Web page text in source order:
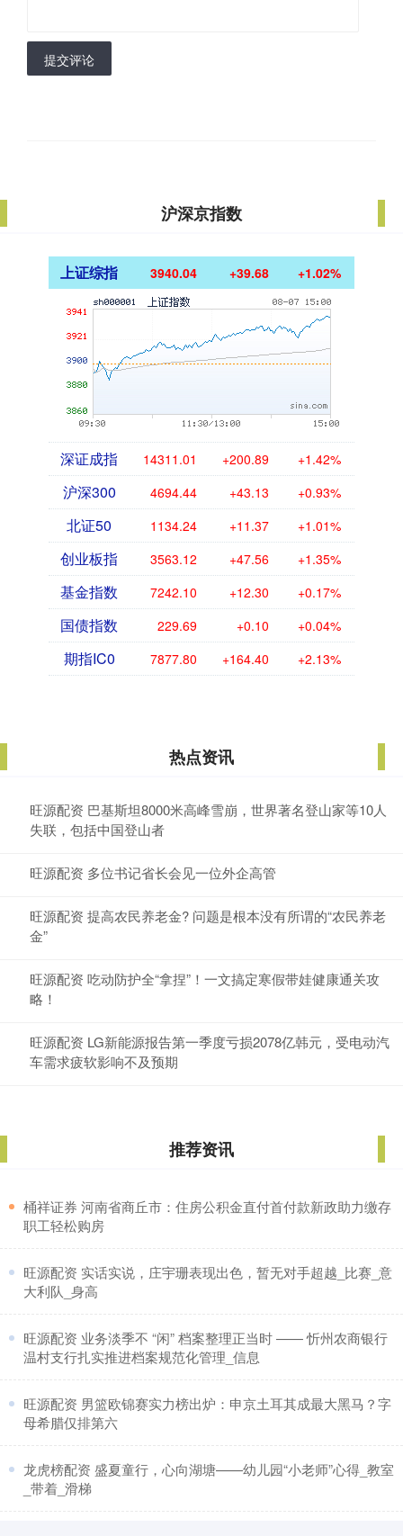
提交评论
沪深京指数
上证综指 3940.04 +39.68 +1.02%
深证成指 14311.01 +200.89 +1.42%
沪深300 4694.44 +43.13 +0.93%
北证50 1134.24 +11.37 +1.01%
创业板指 3563.12 +47.56 +1.35%
基金指数 7242.10 +12.30 +0.17%
国债指数 229.69 +0.10 +0.04%
期指IC0 7877.80 +164.40 +2.13%
热点资讯
旺源配资 巴基斯坦8000米高峰雪崩，世界著名登山家等10人
失联，包括中国登山者
旺源配资 多位书记省长会见一位外企高管
旺源配资 提高农民养老金? 问题是根本没有所谓的“农民养老
金”
旺源配资 吃动防护全“拿捏”！一文搞定寒假带娃健康通关攻
略！
旺源配资 LG新能源报告第一季度亏损2078亿韩元，受电动汽
车需求疲软影响不及预期
推荐资讯
​桶祥证券 河南省商丘市：住房公积金直付首付款新政助力缴存
职工轻松购房
​旺源配资 实话实说，庄宇珊表现出色，暂无对手超越_比赛_意
大利队_身高
​旺源配资 业务淡季不 “闲” 档案整理正当时 —— 忻州农商银行
温村支行扎实推进档案规范化管理_信息
​旺源配资 男篮欧锦赛实力榜出炉：申京土耳其成最大黑马？字
母希腊仅排第六
​龙虎榜配资 盛夏童行，心向湖塘——幼儿园“小老师”心得_教室
_带着_滑梯